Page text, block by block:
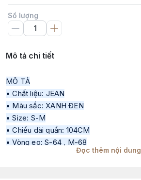
Số lượng
Mô tả chi tiết
MÔ TẢ
• Chất liệu: JEAN
• Màu sắc: XANH ĐEN
• Size: S-M
• Chiều dài quần: 104CM
• Vòng eo: S-64 , M-68
Đọc thêm nội dung